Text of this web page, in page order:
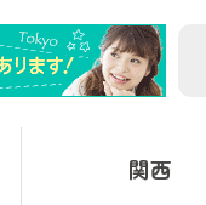
関西